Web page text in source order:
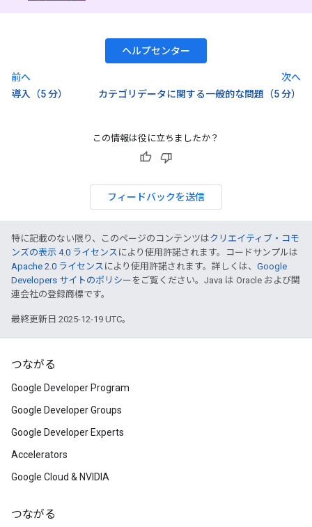
ヘルプセンター
前へ
導入（5 分）
次へ
カテゴリデータに関する一般的な問題（5 分）
この情報は役に立ちましたか？
フィードバックを送信
特に記載のない限り、このページのコンテンツはクリエイティブ・コモ
ンズの表示 4.0 ライセンス により使用許諾されます。コードサンプルは
Apache 2.0 ライセンス により使用許諾されます。詳しくは、 Google
Developers サイトのポリシー をご覧ください。Java は Oracle および関
連会社の登録商標です。
最終更新日 2025-12-19 UTC。
つながる
Google Developer Program
Google Developer Groups
Google Developer Experts
Accelerators
Google Cloud & NVIDIA
つながる